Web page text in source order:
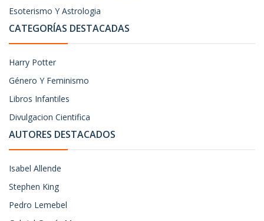
Esoterismo Y Astrologia
CATEGORÍAS DESTACADAS
Harry Potter
Género Y Feminismo
Libros Infantiles
Divulgacion Cientifica
AUTORES DESTACADOS
Isabel Allende
Stephen King
Pedro Lemebel